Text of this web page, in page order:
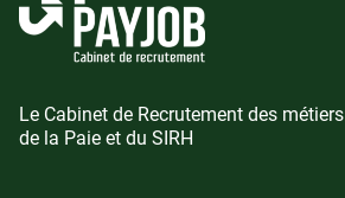
Le Cabinet de Recrutement des métiers
de la Paie et du SIRH